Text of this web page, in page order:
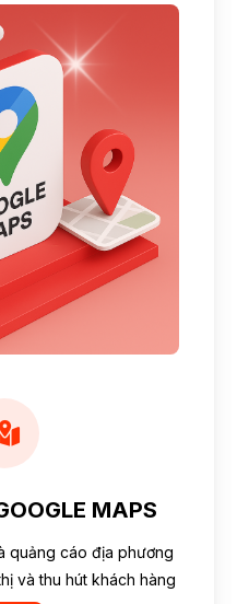
MAPS
quảng cáo địa phương
và thu hút khách hàng